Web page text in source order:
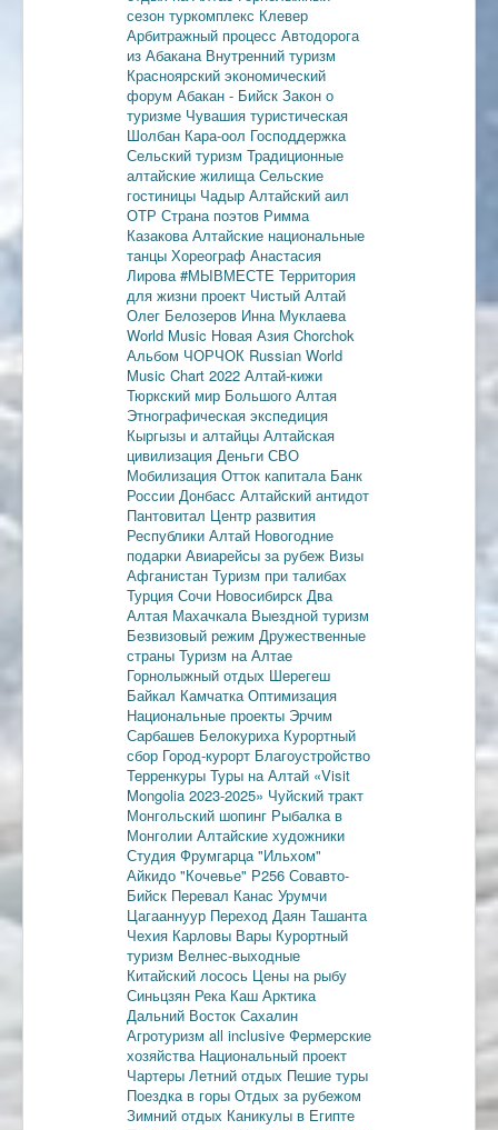
сезон туркомплекс Клевер
Арбитражный процесс Автодорога
из Абакана Внутренний туризм
Красноярский экономический
форум Абакан - Бийск Закон о
туризме Чувашия туристическая
Шолбан Кара-оол Господдержка
Сельский туризм Традиционные
алтайские жилища Сельские
гостиницы Чадыр Алтайский аил
ОТР Страна поэтов Римма
Казакова Алтайские национальные
танцы Хореограф Анастасия
Лирова #МЫВМЕСТЕ Территория
для жизни проект Чистый Алтай
Олег Белозеров Инна Муклаева
World Music Новая Азия Chorchok
Альбом ЧОРЧОК Russian World
Music Chart 2022 Алтай-кижи
Тюркский мир Большого Алтая
Этнографическая экспедиция
Кыргызы и алтайцы Алтайская
цивилизация Деньги СВО
Мобилизация Отток капитала Банк
России Донбасс Алтайский антидот
Пантовитал Центр развития
Республики Алтай Новогодние
подарки Авиарейсы за рубеж Визы
Афганистан Туризм при талибах
Турция Сочи Новосибирск Два
Алтая Махачкала Выездной туризм
Безвизовый режим Дружественные
страны Туризм на Алтае
Горнолыжный отдых Шерегеш
Байкал Камчатка Оптимизация
Национальные проекты Эрчим
Сарбашев Белокуриха Курортный
сбор Город-курорт Благоустройство
Терренкуры Туры на Алтай «Visit
Mongolia 2023-2025» Чуйский тракт
Монгольский шопинг Рыбалка в
Монголии Алтайские художники
Студия Фрумгарца "Ильхом"
Айкидо "Кочевье" Р256 Совавто-
Бийск Перевал Канас Урумчи
Цагааннуур Переход Даян Ташанта
Чехия Карловы Вары Курортный
туризм Велнес-выходные
Китайский лосось Цены на рыбу
Синьцзян Река Каш Арктика
Дальний Восток Сахалин
Агротуризм all inclusive Фермерские
хозяйства Национальный проект
Чартеры Летний отдых Пешие туры
Поездка в горы Отдых за рубежом
Зимний отдых Каникулы в Египте